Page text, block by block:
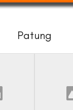
Patung